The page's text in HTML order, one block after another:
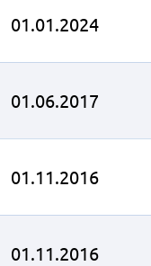
01.01.2024
01.06.2017
01.11.2016
01.11.2016